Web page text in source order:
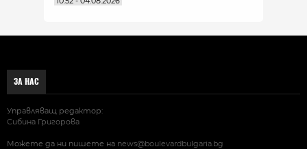
ЗА НАС
Управляващ редактор:
Сибина Григорова
Можете да ни пишете на news@boulevardbulgaria.bg